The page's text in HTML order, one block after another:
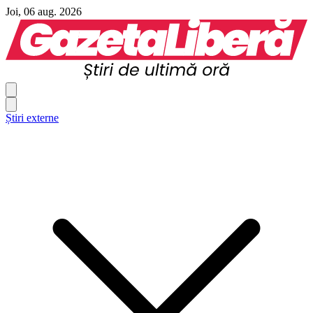
Joi, 06 aug. 2026
Știri externe